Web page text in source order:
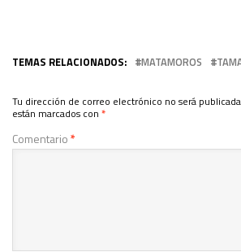
TEMAS RELACIONADOS: MATAMOROS
Tu dirección de correo electrónico no será
están marcados con *
Comentario*